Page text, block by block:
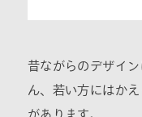
昔ながらのデザイ
ん、若い方にはか
があります。